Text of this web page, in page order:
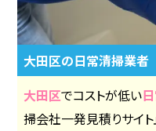
大田区の日常清掃業
大田区でコストが低い
掃会社一発見積りサイト